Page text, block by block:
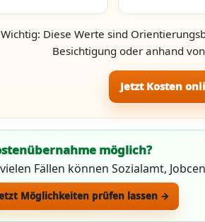
Wichtig: Diese Werte sind
Besichtigung oder anhand
Jetzt Kosten
möglich?
Fällen können Sozialamt,
Möglichkeiten prüfen lassen →